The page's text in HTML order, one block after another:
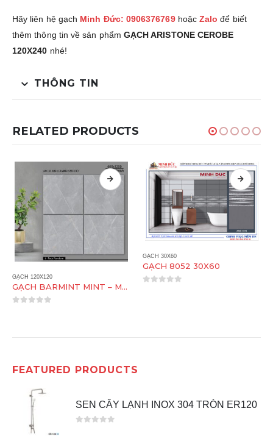
Hãy liên hệ gạch Minh Đức: 0906376769hoặcZalođể biết
thêm thông tin về sản phẩm GẠCH ARISTONE CEROBE
120X240 nhé!
THÔNG TIN
RELATED PRODUCTS
GẠCH 120X120
GẠCH BARMINT MINT – MATT 120X120
GẠCH 30X60
GẠCH 8052 30X60
FEATURED PRODUCTS
SEN CÂY LẠNH INOX 304 TRÒN ER120